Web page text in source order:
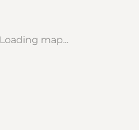
Loading map...